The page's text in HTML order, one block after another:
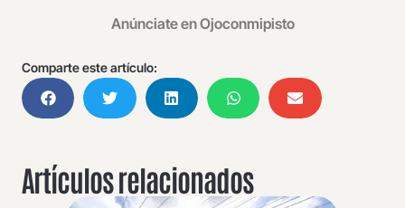
Anúnciate en Ojoconmipisto
Comparte este artículo:
Artículos relacionados